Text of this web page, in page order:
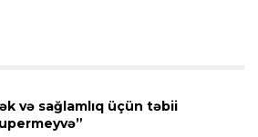
və sağlamlıq üçün təbii